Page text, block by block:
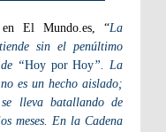
en El Mundo.es, “La
sin el penúltimo
“Hoy por Hoy”. La
es un hecho aislado;
lleva batallando de
meses. En la Cadena